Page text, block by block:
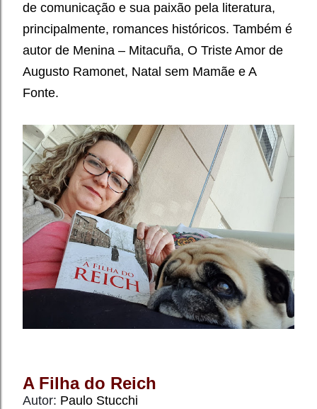
de comunicação e sua paixão pela literatura,
principalmente, romances históricos. Também é
autor de Menina – Mitacuña, O Triste Amor de
Augusto Ramonet, Natal sem Mamãe e A
Fonte.
A Filha do Reich
Autor: Paulo Stucchi